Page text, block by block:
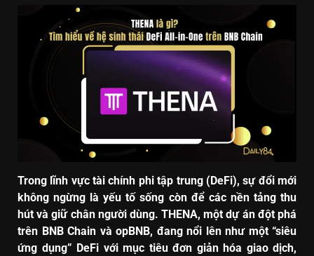
Trong lĩnh vực tài chính phi tập trung (DeFi), sự đổi mới
không ngừng là yếu tố sống còn để các nền tảng thu
hút và giữ chân người dùng. THENA, một dự án đột phá
trên BNB Chain và opBNB, đang nổi lên như một “siêu
ứng dụng” DeFi với mục tiêu đơn giản hóa giao dịch,